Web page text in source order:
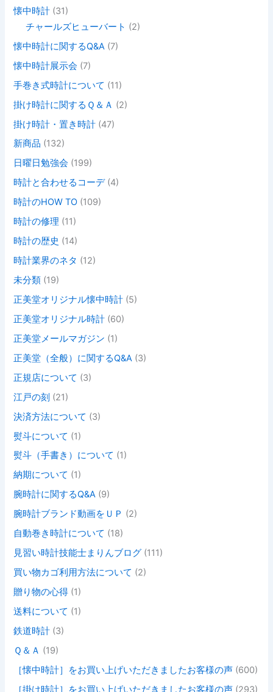
懐中時計 (31)
チャールズヒューバート (2)
懐中時計に関するQ&A (7)
懐中時計展示会 (7)
手巻き式時計について (11)
掛け時計に関するＱ＆Ａ (2)
掛け時計・置き時計 (47)
新商品 (132)
日曜日勉強会 (199)
時計と合わせるコーデ(4)
時計のHOW TO (109)
時計の修理 (11)
時計の歴史 (14)
時計業界のネタ (12)
未分類 (19)
正美堂オリジナル懐中時計 (5)
正美堂オリジナル時計 (60)
正美堂メールマガジン (1)
正美堂（全般）に関するQ&A (3)
正規店について (3)
江戸の刻 (21)
決済方法について (3)
熨斗について (1)
熨斗（手書き）について (1)
納期について (1)
腕時計に関するQ&A (9)
腕時計ブランド動画をＵＰ (2)
自動巻き時計について (18)
見習い時計技能士まりんブログ (111)
買い物カゴ利用方法について (2)
贈り物の心得 (1)
送料について (1)
鉄道時計 (3)
Ｑ＆Ａ (19)
［懐中時計］をお買い上げいただきましたお客様の声 (600)
［掛け時計］をお買い上げいただきましたお客様の声 (293)